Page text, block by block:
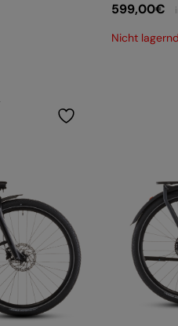
599,00€
Nicht lagernd